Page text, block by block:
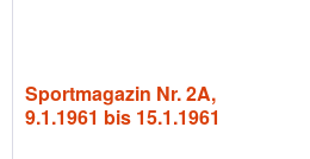
Sportmagazin Nr. 2A,
9.1.1961 bis 15.1.1961